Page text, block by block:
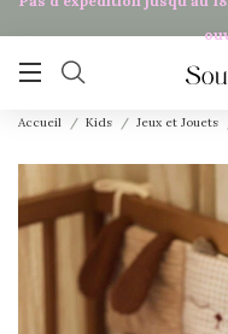
Accueil Kids Jeux et Jouets